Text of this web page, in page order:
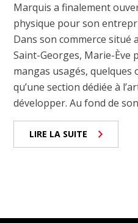
Marquis a finalement
physique pour son
Dans son commerce situé
Saint-Georges, Marie-Ève
mangas usagés, quelques
qu’une section dédiée à
développer. Au fond de son
LIRE LA SUITE